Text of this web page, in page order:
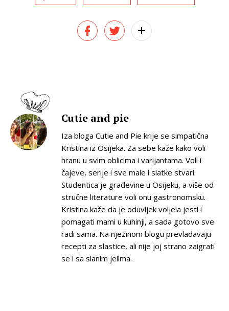
Cutie and pie
Iza bloga Cutie and Pie krije se simpatična
Kristina iz Osijeka. Za sebe kaže kako voli
hranu u svim oblicima i varijantama. Voli i
čajeve, serije i sve male i slatke stvari.
Studentica je građevine u Osijeku, a više od
stručne literature voli onu gastronomsku.
Kristina kaže da je oduvijek voljela jesti i
pomagati mami u kuhinji, a sada gotovo sve
radi sama. Na njezinom blogu prevladavaju
recepti za slastice, ali nije joj strano zaigrati
se i sa slanim jelima.